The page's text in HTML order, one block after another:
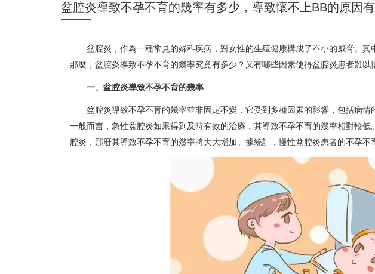
盆腔炎導致不孕不育的幾率有多少，導致懷不上BB的原因
盆腔炎，作為一種常見的婦科疾病，對女性的生殖健康構成了不小的威脅。其
那麼，盆腔炎導致不孕不育的幾率究竟有多少？又有哪些因素使得盆腔炎患者難以
一、盆腔炎導致不孕不育的幾率
盆腔炎導致不孕不育的幾率並非固定不變，它受到多種因素的影響，包括病情
一般而言，急性盆腔炎如果得到及時有效的治療，其導致不孕不育的幾率相對較
腔炎，那麼其導致不孕不育的幾率將大大增加。據統計，慢性盆腔炎患者的不孕不